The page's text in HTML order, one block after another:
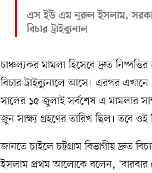
এস ইউ এম নুরুল ইসলাম,
বিচার ট্রাইব্যুনাল
চাঞ্চল্যকর মামলা হিসেবে দ্রুত
বিচার ট্রাইব্যুনালে আসে। এরপর
সালের ১৫ জুলাই সর্বশেষ এ মামলার
জুন সাক্ষ্য গ্রহণের তারিখ ছিল। তবে
জানতে চাইলে চট্টগ্রাম বিভাগীয় দ্রুত
ইসলাম প্রথম আলোকে বলেন, ‘বারবার